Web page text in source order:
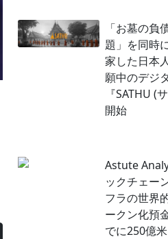
「お墓の負
題」を同時
家した日本
願中のデジ
『SATHU (
開始
Astute
ックチェー
フラの世界
ークン化預
でに250億